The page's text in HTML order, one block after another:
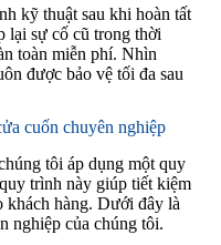
kỹ thuật sau khi hoàn tất
lại sự cố cũ trong thời
toàn miễn phí. Nhìn
được bảo vệ tối đa sau
cuốn chuyên nghiệp
tôi áp dụng một quy
trình này giúp tiết kiệm
khách hàng. Dưới đây là
nghiệp của chúng tôi.